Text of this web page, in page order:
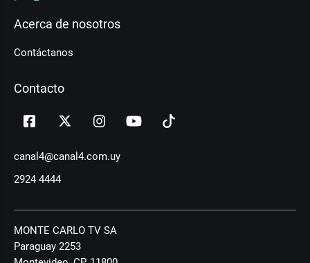
Acerca de nosotros
Contáctanos
Contacto
canal4@canal4.com.uy
2924 4444
MONTE CARLO TV SA
Paraguay 2253